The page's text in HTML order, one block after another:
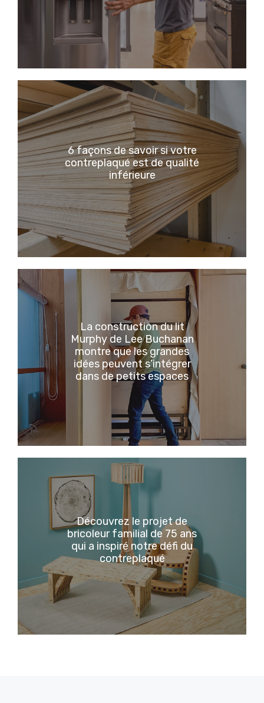
6 façons de savoir si votre
contreplaqué est de qualité
inférieure
La construction du lit
Murphy de Lee Buchanan
montre que les grandes
idées peuvent s’intégrer
dans de petits espaces
Découvrez le projet de
bricoleur familial de 75 ans
qui a inspiré notre défi du
contreplaqué